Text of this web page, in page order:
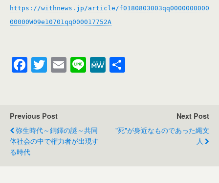
https://withnews.jp/article/f0180803003qq0000000000
00000W09e10701qq000017752A
F
e
b
o
o
T
er
E Li M
Previous Post
弥生時代～銅鐸の謎～共同
体社会の中で権力者が出現す
る時代
Next Post
"死"が身近なものであった縄文
人